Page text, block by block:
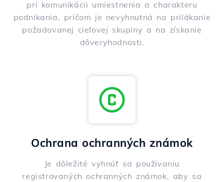
pri komunikácii umiestnenia a charakteru
podnikania, pričom je nevyhnutná na prilákanie
požadovanej cieľovej skupiny a na získanie
dôveryhodnosti.
Ochrana ochranných známok
Je dôležité vyhnúť sa používaniu
registrovaných ochranných známok, aby sa